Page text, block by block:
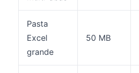
Pasta
Excel
grande
50 MB